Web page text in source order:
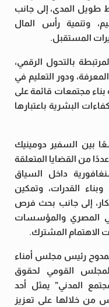
طويل المدى، إلى جانب
وتنمية رأس المال
المستقبل.
بالتحول الرقمي،
ودور التعليم في
بناء مجتمعات قائمة على
البشرية باعتبارها
بين السفير دومينيك
من القضايا المتعلقة
داخل السياق
القدرات، وتمكين
إلى جانب بحث فرص
المصري والمؤسسات
الاهتمام المشترك.
رئيس مجلس أمناء
القومي لحقوق
المدني” يمثل أحد
من خلالها على تعزيز